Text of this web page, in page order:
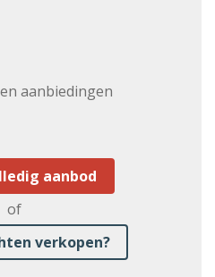
aanbiedingen
aanbod
of
verkopen?